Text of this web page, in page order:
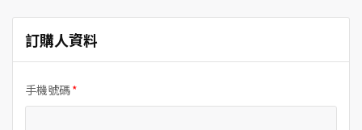
訂購人資料
手機號碼